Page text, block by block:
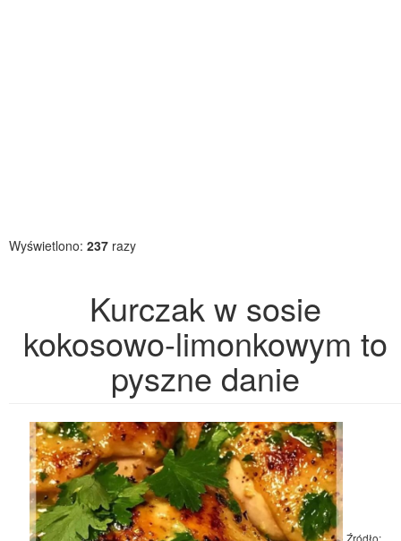
Wyświetlono: 237 razy
Kurczak w sosie
kokosowo-limonkowym to
pyszne danie
Źródło: